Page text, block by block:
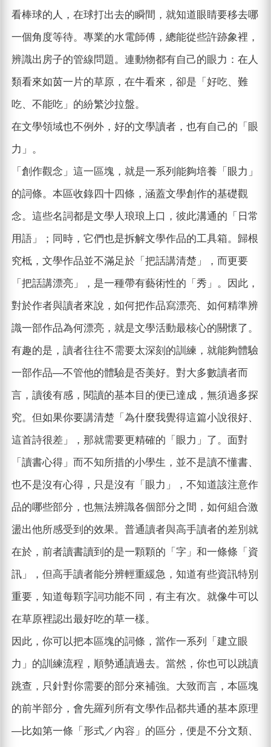
看棒球的人，在球打出去的瞬間，就知道眼睛要移去哪
一個角度等待。專業的水電師傅，總能從些許跡象裡，
辨識出房子的管線問題。連動物都有自己的眼力：在人
類看來如茵一片的草原，在牛看來，卻是「好吃、難
吃、不能吃」的紛繁沙拉盤。
在文學領域也不例外，好的文學讀者，也有自己的「眼
力」。
「創作觀念」這一區塊，就是一系列能夠培養「眼力」
的詞條。本區收錄四十四條，涵蓋文學創作的基礎觀
念。這些名詞都是文學人琅琅上口，彼此溝通的「日常
用語」；同時，它們也是拆解文學作品的工具箱。歸根
究柢，文學作品並不滿足於「把話講清楚」，而更要
「把話講漂亮」，是一種帶有藝術性的「秀」。因此，
對於作者與讀者來說，如何把作品寫漂亮、如何精準辨
識一部作品為何漂亮，就是文學活動最核心的關懷了。
有趣的是，讀者往往不需要太深刻的訓練，就能夠體驗
一部作品—不管他的體驗是否美好。對大多數讀者而
言，讀後有感，閱讀的基本目的便已達成，無須過多探
究。但如果你要講清楚「為什麼我覺得這篇小說很好、
這首詩很差」，那就需要更精確的「眼力」了。面對
「讀書心得」而不知所措的小學生，並不是讀不懂書、
也不是沒有心得，只是沒有「眼力」，不知道該注意作
品的哪些部分，也無法辨識各個部分之間，如何組合激
盪出他所感受到的效果。普通讀者與高手讀者的差別就
在於，前者讀書讀到的是一顆顆的「字」和一條條「資
訊」，但高手讀者能分辨輕重緩急，知道有些資訊特別
重要，知道每顆字詞功能不同，有主有次。就像牛可以
在草原裡認出最好吃的草一樣。
因此，你可以把本區塊的詞條，當作一系列「建立眼
力」的訓練流程，順勢通讀過去。當然，你也可以跳讀
跳查，只針對你需要的部分來補強。大致而言，本區塊
的前半部分，會先羅列所有文學作品都共通的基本原理
—比如第一條「形式／內容」的區分，便是不分文類、